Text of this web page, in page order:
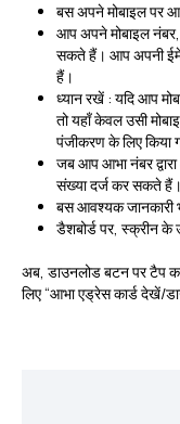
बस अपने मोबाइल पर
आप अपने मोबाइल
सकते हैं। आप अपनी
हैं।
ध्यान रखें : यदि आप
तो यहाँ केवल उसी
पंजीकरण के लिए किया
जब आप आभा नंबर
संख्या दर्ज कर सकते हैं।
बस आवश्यक जानकारी
डैशबोर्ड पर, स्क्रीन के
अब, डाउनलोड बटन पर टैप
लिए “आभा एड्रेस कार्ड देखें/